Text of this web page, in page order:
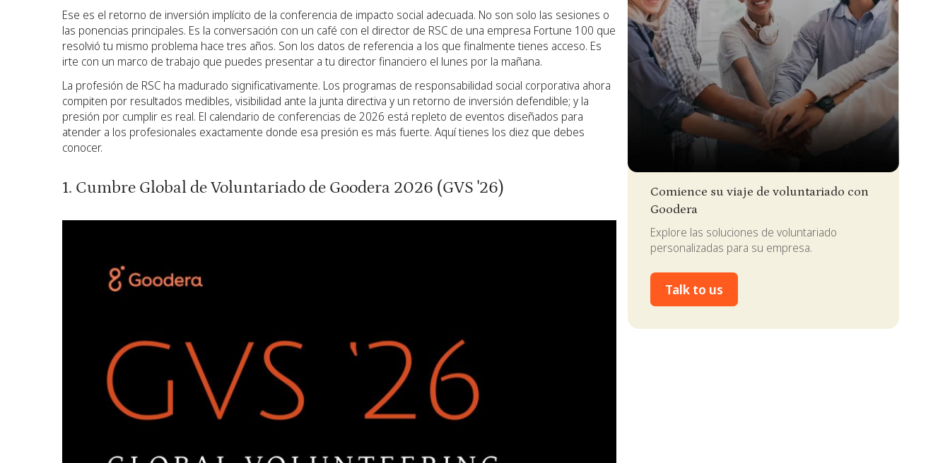
Ese es el retorno de inversión implícito de la conferencia de impacto social adecuada. No son solo las sesiones o
las ponencias principales. Es la conversación con un café con el director de RSC de una empresa Fortune 100 que
resolvió tu mismo problema hace tres años. Son los datos de referencia a los que finalmente tienes acceso. Es
irte con un marco de trabajo que puedes presentar a tu director financiero el lunes por la mañana.
La profesión de RSC ha madurado significativamente. Los programas de responsabilidad social corporativa ahora
compiten por resultados medibles, visibilidad ante la junta directiva y un retorno de inversión defendible; y la
presión por cumplir es real. El calendario de conferencias de 2026 está repleto de eventos diseñados para
atender a los profesionales exactamente donde esa presión es más fuerte. Aquí tienes los diez que debes
conocer.
1. Cumbre Global de Voluntariado de Goodera 2026 (GVS '26)
Comience su viaje de voluntariado con
Goodera
Explore las soluciones de voluntariado
personalizadas para su empresa.
Talk to us